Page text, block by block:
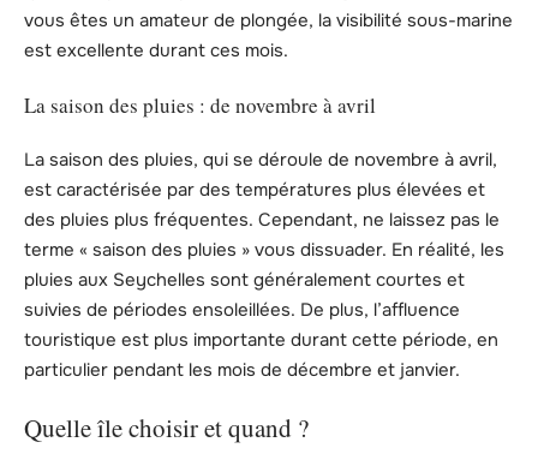
vous êtes un amateur de plongée, la visibilité sous-marine
est excellente durant ces mois.
La saison des pluies : de novembre à avril
La saison des pluies, qui se déroule de novembre à avril,
est caractérisée par des températures plus élevées et
des pluies plus fréquentes. Cependant, ne laissez pas le
terme « saison des pluies » vous dissuader. En réalité, les
pluies aux Seychelles sont généralement courtes et
suivies de périodes ensoleillées. De plus, l’affluence
touristique est plus importante durant cette période, en
particulier pendant les mois de décembre et janvier.
Quelle île choisir et quand ?